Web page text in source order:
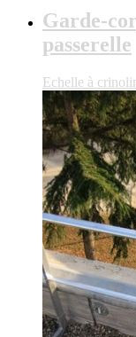
Garde-
passerelle
Echelle à